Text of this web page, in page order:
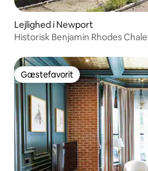
Lejlighed i Newport
Historisk Benjamin Rhodes
Gæstefavorit
Gæstefavorit